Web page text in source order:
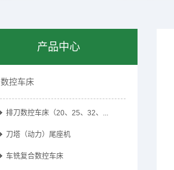
产品中心
数控车床
排刀数控车床（20、25、32、...
刀塔（动力）尾座机
车铣复合数控车床